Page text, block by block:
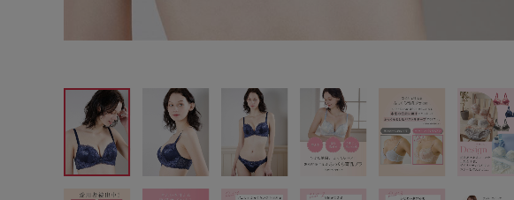
B65 B70 B75 B80
D65 D70 D80 D85
E65 E70 E75 E80 E85